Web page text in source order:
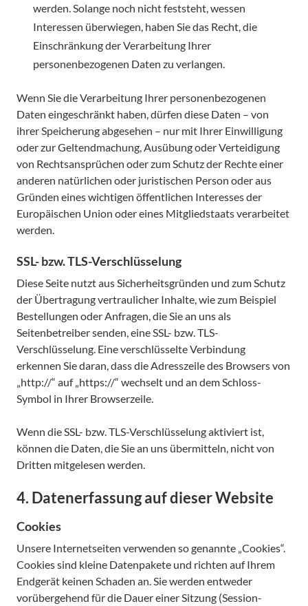
werden. Solange noch nicht feststeht, wessen
Interessen überwiegen, haben Sie das Recht, die
Einschränkung der Verarbeitung Ihrer
personenbezogenen Daten zu verlangen.
Wenn Sie die Verarbeitung Ihrer personenbezogenen
Daten eingeschränkt haben, dürfen diese Daten – von
ihrer Speicherung abgesehen – nur mit Ihrer Einwilligung
oder zur Geltendmachung, Ausübung oder Verteidigung
von Rechtsansprüchen oder zum Schutz der Rechte einer
anderen natürlichen oder juristischen Person oder aus
Gründen eines wichtigen öffentlichen Interesses der
Europäischen Union oder eines Mitgliedstaats verarbeitet
werden.
SSL- bzw. TLS-Verschlüsselung
Diese Seite nutzt aus Sicherheitsgründen und zum Schutz
der Übertragung vertraulicher Inhalte, wie zum Beispiel
Bestellungen oder Anfragen, die Sie an uns als
Seitenbetreiber senden, eine SSL- bzw. TLS-
Verschlüsselung. Eine verschlüsselte Verbindung
erkennen Sie daran, dass die Adresszeile des Browsers von
„http://“ auf „https://“ wechselt und an dem Schloss-
Symbol in Ihrer Browserzeile.
Wenn die SSL- bzw. TLS-Verschlüsselung aktiviert ist,
können die Daten, die Sie an uns übermitteln, nicht von
Dritten mitgelesen werden.
4. Datenerfassung auf dieser Website
Cookies
Unsere Internetseiten verwenden so genannte „Cookies“.
Cookies sind kleine Datenpakete und richten auf Ihrem
Endgerät keinen Schaden an. Sie werden entweder
vorübergehend für die Dauer einer Sitzung (Session-